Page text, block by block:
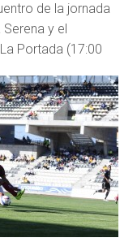
de la jornada
y el
Portada (17:00